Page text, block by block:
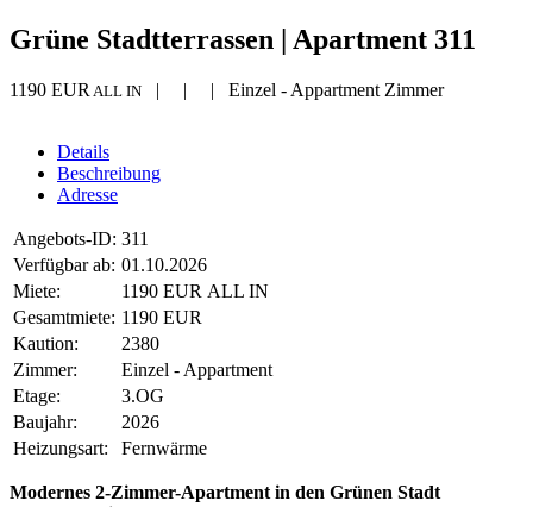
Grüne Stadtterrassen | Apartment 311
1190 EUR ALL IN | | | Einzel - Appartment Zimmer
Details
Beschreibung
Adresse
Angebots-ID: 311
Verfügbar ab: 01.10.2026
Miete:
1190 EUR ALL IN
Gesamtmiete: 1190 EUR
Kaution:
2380
Zimmer:
Einzel - Appartment
Etage:
3.OG
Baujahr:
2026
Heizungsart:
Fernwärme
Modernes 2-Zimmer-Apartment in den Grünen Stadt